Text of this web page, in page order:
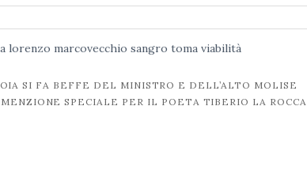
lorenzo marcovecchio sangro toma viabilità
SI FA BEFFE DEL MINISTRO E DELL’ALTO MOLISE
SPECIALE PER IL POETA TIBERIO LA ROCCA